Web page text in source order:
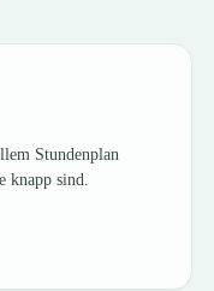
Stundenplan
knapp sind.